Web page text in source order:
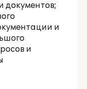
документов;
и
и